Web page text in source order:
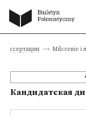
Milczenie i
Кандидатская